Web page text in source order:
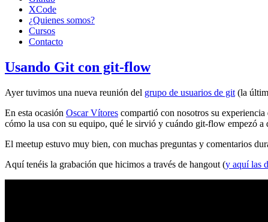
XCode
¿Quienes somos?
Cursos
Contacto
Usando Git con git-flow
Ayer tuvimos una nueva reunión del grupo de usuarios de git (la
En esta ocasión Oscar Vítores compartió con nosotros su
cómo la usa con su equipo, qué le sirvió y cuándo git-flow empezó a
El meetup estuvo muy bien, con muchas preguntas y comentarios
Aquí tenéis la grabación que hicimos a través de hangout (y aquí las